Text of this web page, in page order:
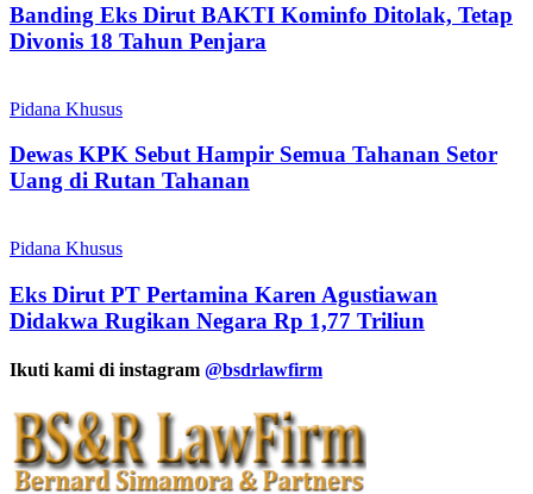
Banding Eks Dirut BAKTI Kominfo Ditolak, Tetap
Divonis 18 Tahun Penjara
Pidana Khusus
Dewas KPK Sebut Hampir Semua Tahanan Setor
Uang di Rutan Tahanan
Pidana Khusus
Eks Dirut PT Pertamina Karen Agustiawan
Didakwa Rugikan Negara Rp 1,77 Triliun
Ikuti kami di instagram @bsdrlawfirm